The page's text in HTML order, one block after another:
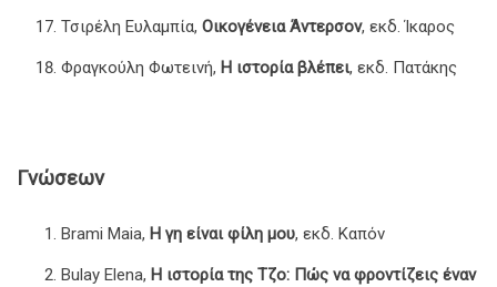
Τσιρέλη Ευλαμπία, Οικογένεια Άντερσον, εκδ. Ίκαρος
Φραγκούλη Φωτεινή, Η ιστορία βλέπει, εκδ. Πατάκης
Γνώσεων
Brami Maia, Η γη είναι φίλη μου, εκδ. Καπόν
Bulay Elena, Η ιστορία της Τζο: Πώς να φροντίζεις έναν